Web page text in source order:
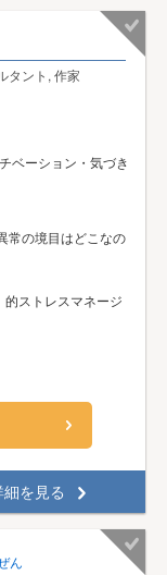
タント, 作家
ベーション・気づき
常の境目はどこなの
的ストレスマネージ
細を見る
ん